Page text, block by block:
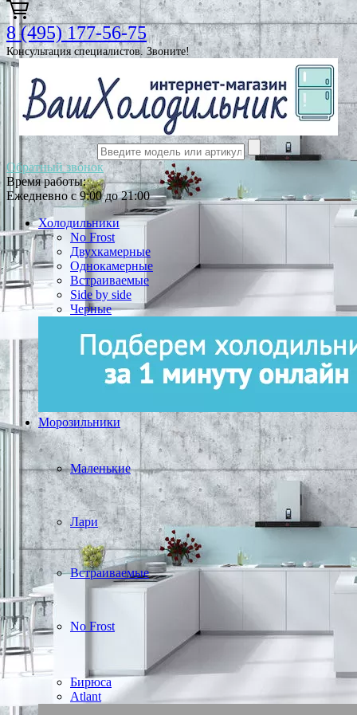
8 (495) 177-56-75
Консультация специалистов. Звоните!
Обратный звонок
Время работы:
Ежедневно с 9:00 до 21:00
Холодильники
No Frost
Двухкамерные
Однокамерные
Встраиваемые
Side by side
Черные
Морозильники
Маленькие
Лари
Встраиваемые
No Frost
Бирюса
Atlant